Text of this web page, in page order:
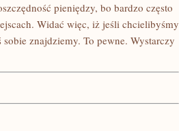
pieniędzy, bo bardzo często
Widać więc, iż jeśli chcielibyśmy
znajdziemy. To pewne. Wystarczy